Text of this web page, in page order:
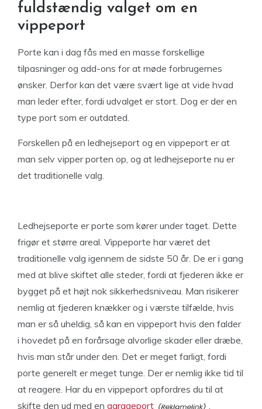
fuldstændig valget om en
vippeport
Porte kan i dag fås med en masse forskellige
tilpasninger og add-ons for at møde forbrugernes
ønsker. Derfor kan det være svært lige at vide hvad
man leder efter, fordi udvalget er stort. Dog er der en
type port som er outdated.
Forskellen på en ledhejseport og en vippeport er at
man selv vipper porten op, og at ledhejseporte nu er
det traditionelle valg.
Ledhejseporte er porte som kører under taget. Dette
frigør et større areal. Vippeporte har været det
traditionelle valg igennem de sidste 50 år. De er i gang
med at blive skiftet alle steder, fordi at fjederen ikke er
bygget på et højt nok sikkerhedsniveau. Man risikerer
nemlig at fjederen knækker og i værste tilfælde, hvis
man er så uheldig, så kan en vippeport hvis den falder
i hovedet på en forårsage alvorlige skader eller dræbe,
hvis man står under den. Det er meget farligt, fordi
porte generelt er meget tunge. Der er nemlig ikke tid til
at reagere. Har du en vippeport opfordres du til at
skifte den ud med en garageport .